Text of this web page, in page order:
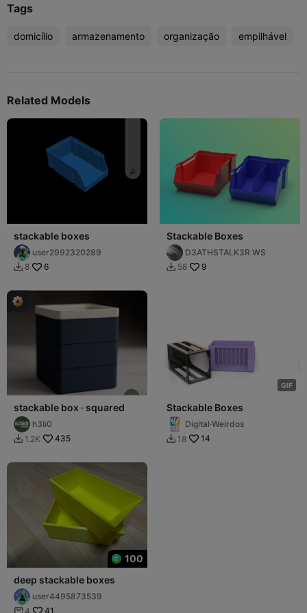
Tags
domicílio armazenamento organização empilhável
Related Models
stackable boxes
user2992320289
 8 6
Stackable Boxes
D3ATHSTALK3R WS
 58 9
stackable box · squared
h3li0
 1.2K 435
GIF
Stackable Boxes
Digital·Weirdos
 18 14
100
deep stackable boxes
user4495873539
41